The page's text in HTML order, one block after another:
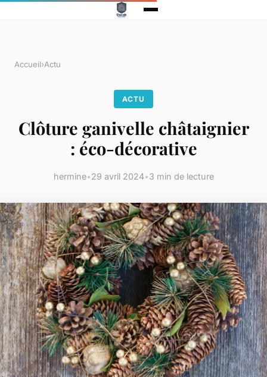
Accueil›Actu
ACTU
Clôture ganivelle châtaignier
: éco-décorative
hermine•29 avril 2024•3 min de lecture